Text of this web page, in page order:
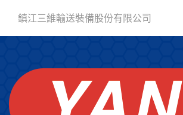
鎮江三維輸送裝備股份有限公司